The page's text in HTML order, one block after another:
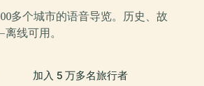
多个城市的语音导览。历史、故
线可用。
加入 5 万多名旅行者